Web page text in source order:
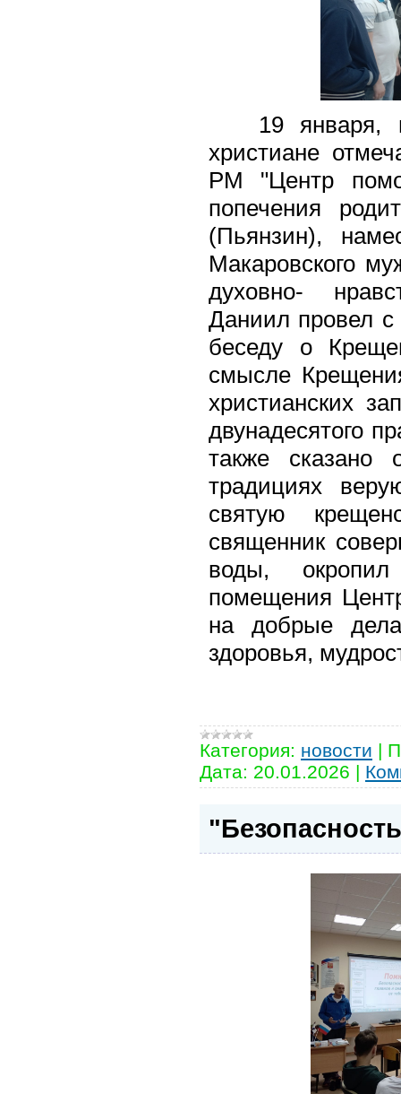
19 января, в
христиане
РМ "Центр
попечения
(Пьянзин),
Макаровского
духовно-
Даниил провел с
беседу о
смысле
христианских
двунадесятого
также сказано
традициях
святую
священник
воды,
помещения
на добрые
здоровья,
Категория: новости |
Дата: 20.01.2026 |